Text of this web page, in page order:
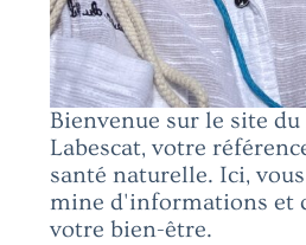
Bienvenue sur le site du
Labescat, votre
santé naturelle. Ici,
mine d'informations et
votre bien-être.